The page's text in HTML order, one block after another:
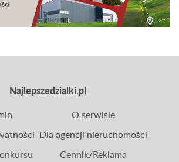
Najlepszedzialki.pl
O serwisie
Dla agencji nieruchomości
Cennik/Reklama